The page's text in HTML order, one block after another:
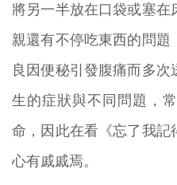
將另一半放在口袋或塞
親還有不停吃東西的問題
良因便秘引發腹痛而多
生的症狀與不同問題，
命，因此在看《忘了我記
心有戚戚焉。